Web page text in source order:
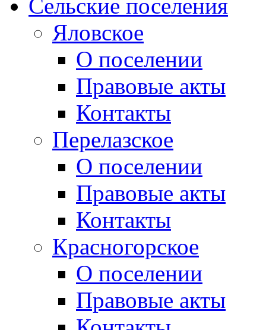
Сельские поселения
Яловское
О поселении
Правовые акты
Контакты
Перелазское
О поселении
Правовые акты
Контакты
Красногорское
О поселении
Правовые акты